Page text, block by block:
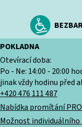
POKLADNA
Otevírací doba:
Po - Ne: 14:00 - 20:00
jinak vždy hodinu před
+420 476 111 487
Nabídka promítání PRO
Možnost